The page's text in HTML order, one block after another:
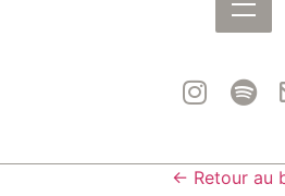
← Retour au